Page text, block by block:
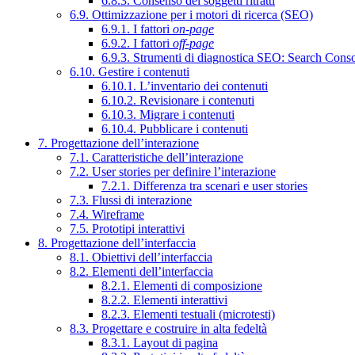
6.9. Ottimizzazione per i motori di ricerca (SEO)
6.9.1. I fattori on-page
6.9.2. I fattori off-page
6.9.3. Strumenti di diagnostica SEO: Search
6.10. Gestire i contenuti
6.10.1. L’inventario dei contenuti
6.10.2. Revisionare i contenuti
6.10.3. Migrare i contenuti
6.10.4. Pubblicare i contenuti
7. Progettazione dell’interazione
7.1. Caratteristiche dell’interazione
7.2. User stories per definire l’interazione
7.2.1. Differenza tra scenari e user stories
7.3. Flussi di interazione
7.4. Wireframe
7.5. Prototipi interattivi
8. Progettazione dell’interfaccia
8.1. Obiettivi dell’interfaccia
8.2. Elementi dell’interfaccia
8.2.1. Elementi di composizione
8.2.2. Elementi interattivi
8.2.3. Elementi testuali (microtesti)
8.3. Progettare e costruire in alta fedeltà
8.3.1. Layout di pagina